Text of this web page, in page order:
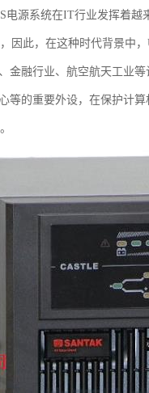
源系统在IT行业发挥着
此，在这种时代背景中
融行业、航空航天工业
等的重要外设，在保护计